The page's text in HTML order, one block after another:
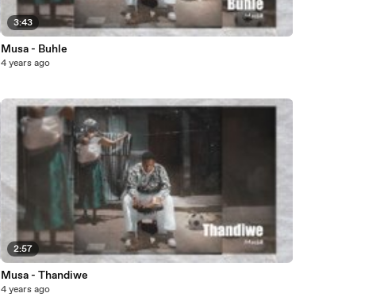
3:43
Musa - Buhle
4 years ago
2:57
Musa - Thandiwe
4 years ago